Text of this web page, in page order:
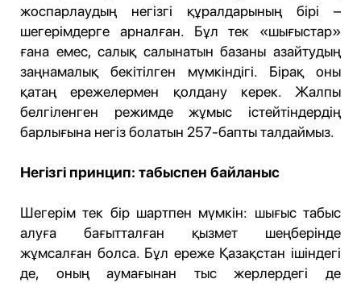
жоспарлаудың негізгі құралдарының бірі –
шегерімдерге арналған. Бұл тек «шығыстар»
ғана емес, салық салынатын базаны азайтудың
заңнамалық бекітілген мүмкіндігі. Бірақ оны
қатаң ережелермен қолдану керек. Жалпы
белгіленген режимде жұмыс істейтіндердің
барлығына негіз болатын 257-бапты талдаймыз.
Негізгі принцип: табыспен байланыс
Шегерім тек бір шартпен мүмкін: шығыс табыс
алуға бағытталған қызмет шеңберінде
жұмсалған болса. Бұл ереже Қазақстан ішіндегі
де, оның аумағынан тыс жерлердегі де